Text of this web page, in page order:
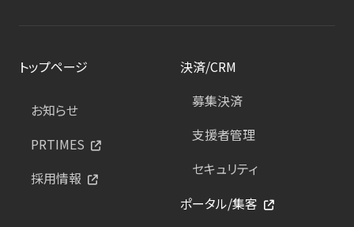
トップページ
お知らせ
PRTIMES
採用情報
決済/CRM
募集決済
支援者管理
セキュリティ
ポータル/集客